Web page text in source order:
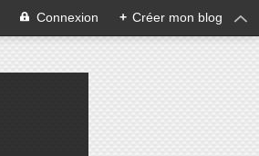
Connexion + Créer mon blog